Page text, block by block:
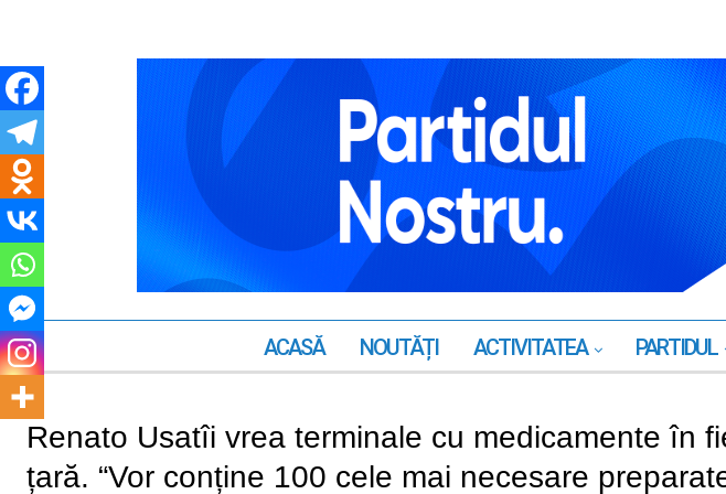
ACASĂ NOUTĂȚI ACTIVITATEA PARTIDUL
Renato Usatîi vrea terminale cu medicamente în
țară. “Vor conține 100 cele mai necesare